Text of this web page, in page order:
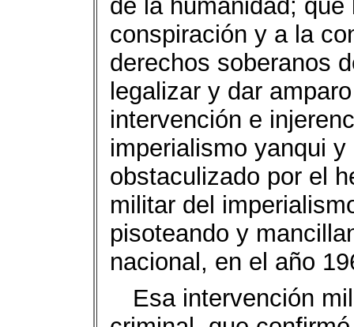
de la humanidad;
conspiración y a la
derechos soberanos
legalizar y dar
intervención e
imperialismo yanqui
obstaculizado por el
militar del
pisoteando y
nacional, en el año
Esa intervención